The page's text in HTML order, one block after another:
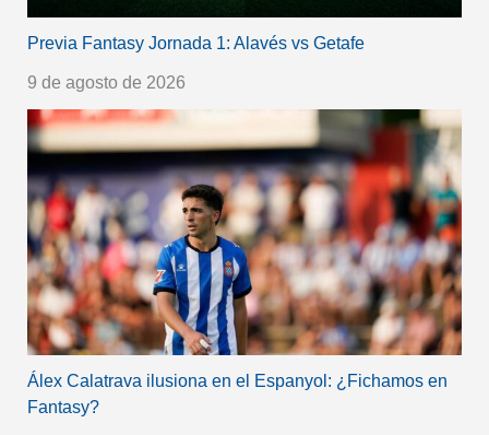
Previa Fantasy Jornada 1: Alavés vs Getafe
9 de agosto de 2026
Álex Calatrava ilusiona en el Espanyol: ¿Fichamos en
Fantasy?